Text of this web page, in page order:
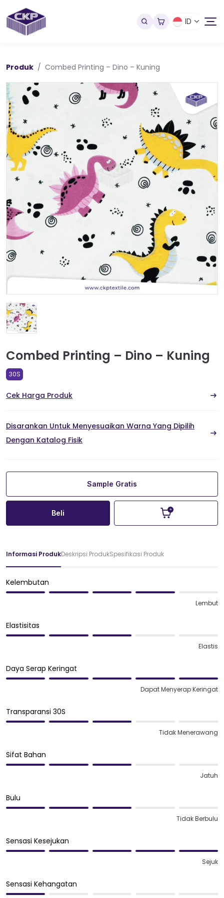
ID
Produk Combed Printing – Dino – Kuning
Combed Printing – Dino – Kuning
30S
Cek Harga Produk
Disarankan Untuk Menyesuaikan Warna Yang Dipilih
Dengan Katalog Fisik
Sample Gratis
Beli
Informasi ProdukDeskripsi ProdukSpesifikasi Produk
Kelembutan
Lembut
Elastisitas
Elastis
Daya Serap Keringat
Dapat Menyerap Keringat
Transparansi 30S
Tidak Menerawang
Sifat Bahan
Jatuh
Bulu
Tidak Berbulu
Sensasi Kesejukan
Sejuk
Sensasi Kehangatan